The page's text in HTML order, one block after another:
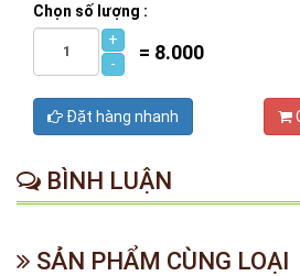
Chọn số lượng :
+
-
= 8.000
Đặt hàng nhanh
BÌNH LUẬN
SẢN PHẨM CÙNG LOẠI